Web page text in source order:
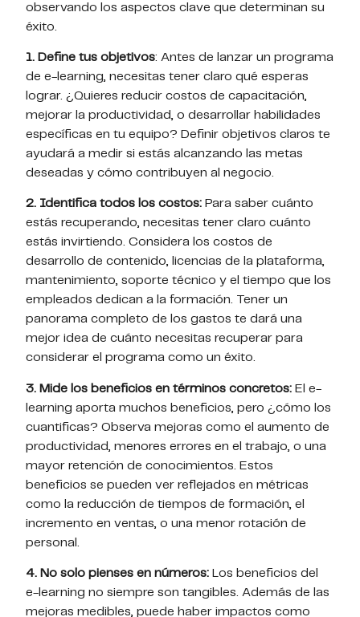
observando los aspectos clave que determinan su
éxito.
1. Define tus objetivos: Antes de lanzar un programa
de e-learning, necesitas tener claro qué esperas
lograr. ¿Quieres reducir costos de capacitación,
mejorar la productividad, o desarrollar habilidades
específicas en tu equipo? Definir objetivos claros te
ayudará a medir si estás alcanzando las metas
deseadas y cómo contribuyen al negocio.
2. Identifica todos los costos: Para saber cuánto
estás recuperando, necesitas tener claro cuánto
estás invirtiendo. Considera los costos de
desarrollo de contenido, licencias de la plataforma,
mantenimiento, soporte técnico y el tiempo que los
empleados dedican a la formación. Tener un
panorama completo de los gastos te dará una
mejor idea de cuánto necesitas recuperar para
considerar el programa como un éxito.
3. Mide los beneficios en términos concretos: El e-
learning aporta muchos beneficios, pero ¿cómo los
cuantificas? Observa mejoras como el aumento de
productividad, menores errores en el trabajo, o una
mayor retención de conocimientos. Estos
beneficios se pueden ver reflejados en métricas
como la reducción de tiempos de formación, el
incremento en ventas, o una menor rotación de
personal.
4. No solo pienses en números: Los beneficios del
e-learning no siempre son tangibles. Además de las
mejoras medibles, puede haber impactos como